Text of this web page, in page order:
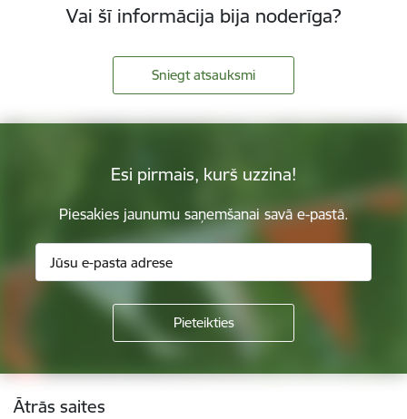
Vai šī informācija bija noderīga?
Sniegt atsauksmi
Esi pirmais, kurš uzzina!
Piesakies jaunumu saņemšanai savā e-pastā.
Kājene
Ātrās saites